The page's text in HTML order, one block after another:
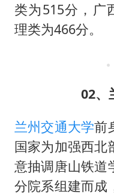
类为515分，广
理类为466分。
02、
兰州交通大学前
国家为加强西北
意抽调唐山铁道
分院系组建而成